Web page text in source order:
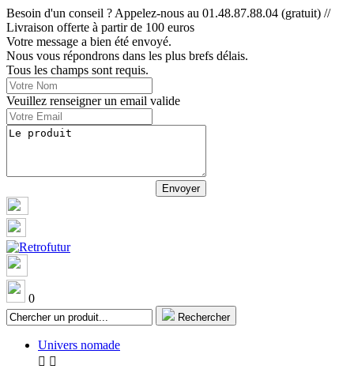
Besoin d'un conseil ? Appelez-nous au 01.48.87.88.04 (gratuit) //
Livraison offerte à partir de 100 euros
Votre message a bien été envoyé.
Nous vous répondrons dans les plus brefs délais.
Tous les champs sont requis.
Veuillez renseigner un email valide
0
Rechercher
Univers nomade
 